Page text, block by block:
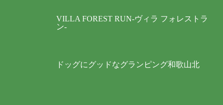
VILLA FOREST RUN-ヴィラ フォレストラ
ン-
ドッグにグッドなグランピング和歌山北